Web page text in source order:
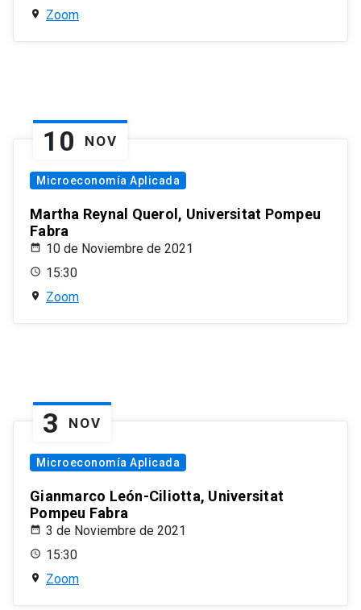
Zoom
10 NOV
Microeconomía Aplicada
Martha Reynal Querol, Universitat Pompeu
Fabra
10 de Noviembre de 2021
15:30
Zoom
3 NOV
Microeconomía Aplicada
Gianmarco León-Ciliotta, Universitat
Pompeu Fabra
3 de Noviembre de 2021
15:30
Zoom